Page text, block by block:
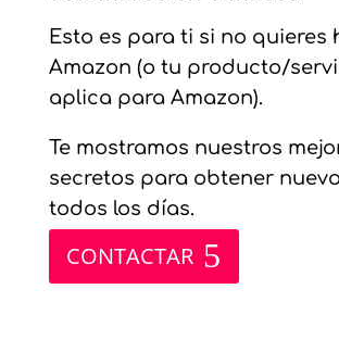
Esto es para ti si no quieres
Amazon (o tu producto/
aplica para Amazon).
Te mostramos nuestros
secretos para obtener
todos los días.
CONTACTAR